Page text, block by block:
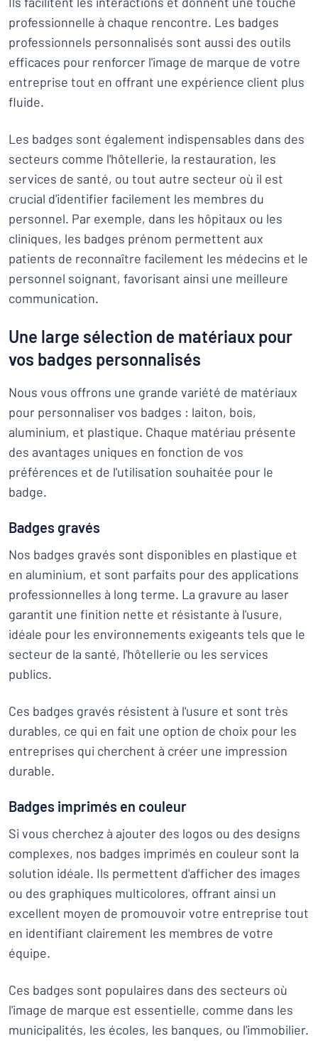
professionnelle à chaque rencontre. Les badges
professionnels personnalisés sont aussi des outils
efficaces pour renforcer l'image de marque de votre
entreprise tout en offrant une expérience client plus
fluide.
Les badges sont également indispensables dans des
secteurs comme l'hôtellerie, la restauration, les
services de santé, ou tout autre secteur où il est
crucial d'identifier facilement les membres du
personnel. Par exemple, dans les hôpitaux ou les
cliniques, les badges prénom permettent aux
patients de reconnaître facilement les médecins et le
personnel soignant, favorisant ainsi une meilleure
communication.
Une large sélection de matériaux pour
vos badges personnalisés
Nous vous offrons une grande variété de matériaux
pour personnaliser vos badges : laiton, bois,
aluminium, et plastique. Chaque matériau présente
des avantages uniques en fonction de vos
préférences et de l'utilisation souhaitée pour le
badge.
Badges gravés
Nos badges gravés sont disponibles en plastique et
en aluminium, et sont parfaits pour des applications
professionnelles à long terme. La gravure au laser
garantit une finition nette et résistante à l'usure,
idéale pour les environnements exigeants tels que le
secteur de la santé, l'hôtellerie ou les services
publics.
Ces badges gravés résistent à l'usure et sont très
durables, ce qui en fait une option de choix pour les
entreprises qui cherchent à créer une impression
durable.
Badges imprimés en couleur
Si vous cherchez à ajouter des logos ou des designs
complexes, nos badges imprimés en couleur sont la
solution idéale. Ils permettent d'afficher des images
ou des graphiques multicolores, offrant ainsi un
excellent moyen de promouvoir votre entreprise tout
en identifiant clairement les membres de votre
équipe.
Ces badges sont populaires dans des secteurs où
l'image de marque est essentielle, comme dans les
municipalités, les écoles, les banques, ou l'immobilier.